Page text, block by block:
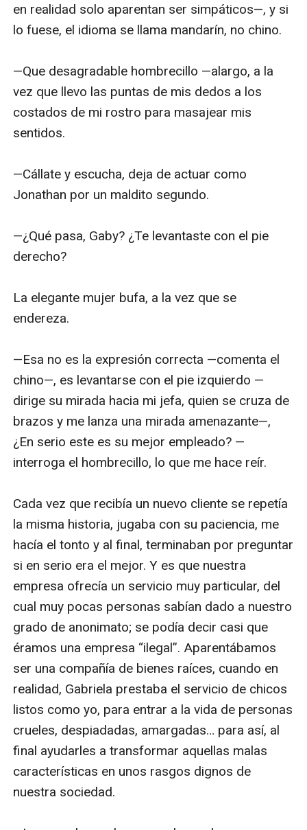
en realidad solo aparentan ser simpáticos—, y si
lo fuese, el idioma se llama mandarín, no chino.
—Que desagradable hombrecillo —alargo, a la
vez que llevo las puntas de mis dedos a los
costados de mi rostro para masajear mis
sentidos.
—Cállate y escucha, deja de actuar como
Jonathan por un maldito segundo.
—¿Qué pasa, Gaby? ¿Te levantaste con el pie
derecho?
La elegante mujer bufa, a la vez que se
endereza.
—Esa no es la expresión correcta —comenta el
chino—, es levantarse con el pie izquierdo —
dirige su mirada hacia mi jefa, quien se cruza de
brazos y me lanza una mirada amenazante—,
¿En serio este es su mejor empleado? —
interroga el hombrecillo, lo que me hace reír.
Cada vez que recibía un nuevo cliente se repetía
la misma historia, jugaba con su paciencia, me
hacía el tonto y al final, terminaban por preguntar
si en serio era el mejor. Y es que nuestra
empresa ofrecía un servicio muy particular, del
cual muy pocas personas sabían dado a nuestro
grado de anonimato; se podía decir casi que
éramos una empresa “ilegal”. Aparentábamos
ser una compañía de bienes raíces, cuando en
realidad, Gabriela prestaba el servicio de chicos
listos como yo, para entrar a la vida de personas
crueles, despiadadas, amargadas… para así, al
final ayudarles a transformar aquellas malas
características en unos rasgos dignos de
nuestra sociedad.